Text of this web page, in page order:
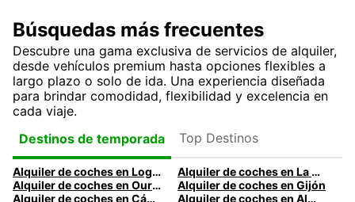
Búsquedas más frecuentes
Descubre una gama exclusiva de servicios de alquiler,
desde vehículos premium hasta opciones flexibles a
largo plazo o solo de ida. Una experiencia diseñada
para brindar comodidad, flexibilidad y excelencia en
cada viaje.
Destinos de temporada
Top Destinos
Alquiler de coches en Logroño
Alquiler de coches en La Coruña
Alquiler de coches en Ourense
Alquiler de coches en Gijón
Alquiler de coches en Cádiz
Alquiler de coches en Almería